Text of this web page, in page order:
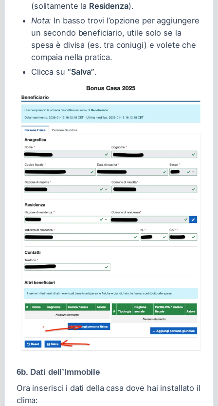
(solitamente la Residenza).
Nota: In basso trovi l’opzione per aggiungere
un secondo beneficiario, utile solo se la
spesa è divisa (es. tra coniugi) e volete che
compaia nella pratica.
Clicca su “Salva”.
6b. Dati dell’Immobile
Ora inserisci i dati della casa dove hai installato il
clima: